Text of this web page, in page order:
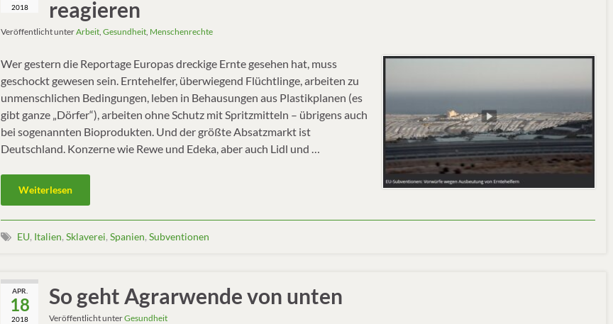
2018
reagieren
Veröffentlicht unterArbeit Gesundheit Menschenrechte
Wer gestern die Reportage Europas dreckige Ernte gesehen hat, muss
geschockt gewesen sein. Erntehelfer, überwiegend Flüchtlinge, arbeiten zu
unmenschlichen Bedingungen, leben in Behausungen aus Plastikplanen (es
gibt ganze „Dörfer“), arbeiten ohne Schutz mit Spritzmitteln – übrigens auch
bei sogenannten Bioprodukten. Und der größte Absatzmarkt ist
Deutschland. Konzerne wie Rewe und Edeka, aber auch Lidl und …
Weiterlesen
EU, Italien, Sklaverei, Spanien, Subventionen
APR.
18
2018
So geht Agrarwende von unten
Veröffentlicht unterGesundheit